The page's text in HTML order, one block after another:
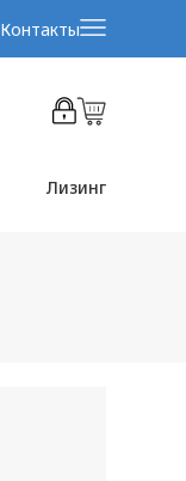
Контакты
Лизинг